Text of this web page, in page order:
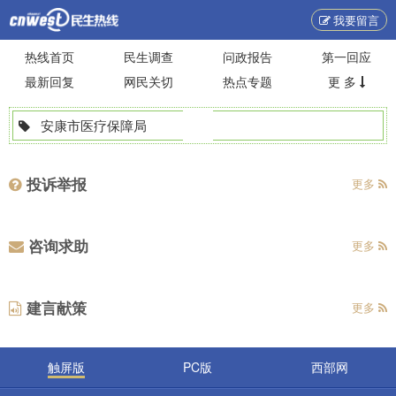
我要留言
热线首页 民生调查 问政报告
第一回应
最新回复
网民关切 热点专题 更 多
安康市医疗保障局
投诉举报 更多
咨询求助 更多
建言献策 更多
触屏版 PC版 西部网